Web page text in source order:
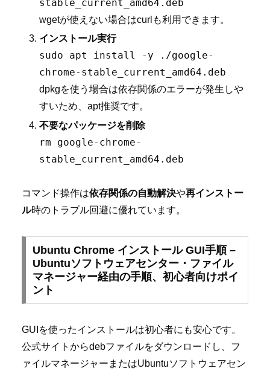
stable_current_amd64.deb
wgetが使えない場合はcurlも利用できます。
インストール実行
sudo apt install -y ./google-
chrome-stable_current_amd64.deb
dpkgを使う場合は依存関係のエラーが発生しや
すいため、apt推奨です。
不要なパッケージを削除
rm google-chrome-
stable_current_amd64.deb
コマンド操作は依存関係の自動解決や再インストー
ル時のトラブル回避に優れています。
Ubuntu Chrome インストール GUI手順 –
Ubuntuソフトウェアセンター・ファイル
マネージャー経由の手順、初心者向けポイ
ント
GUIを使ったインストールは初心者にも安心です。
公式サイトからdebファイルをダウンロードし、フ
ァイルマネージャーまたはUbuntuソフトウェアセン